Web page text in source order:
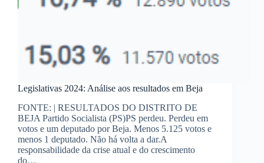
Legislativas 2024: Análise aos resultados em Beja
FONTE: | RESULTADOS DO DISTRITO DE
BEJA Partido Socialista (PS)PS perdeu. Perdeu em
votos e um deputado por Beja. Menos 5.125 votos e
menos 1 deputado. Não há volta a dar.A
responsabilidade da crise atual e do crescimento
do…